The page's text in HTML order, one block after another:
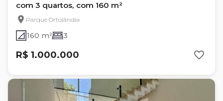
com 3 quartos, com 160 m²
Parque Ortolândia
160 m² 3
R$ 1.000.000